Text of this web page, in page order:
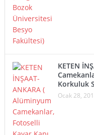
KETEN
Korkuluk
Ocak 28,